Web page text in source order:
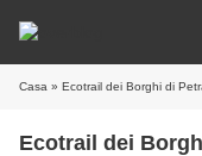
Casa » Ecotrail dei Borghi di Petralia Soprana (1^
Ecotrail dei